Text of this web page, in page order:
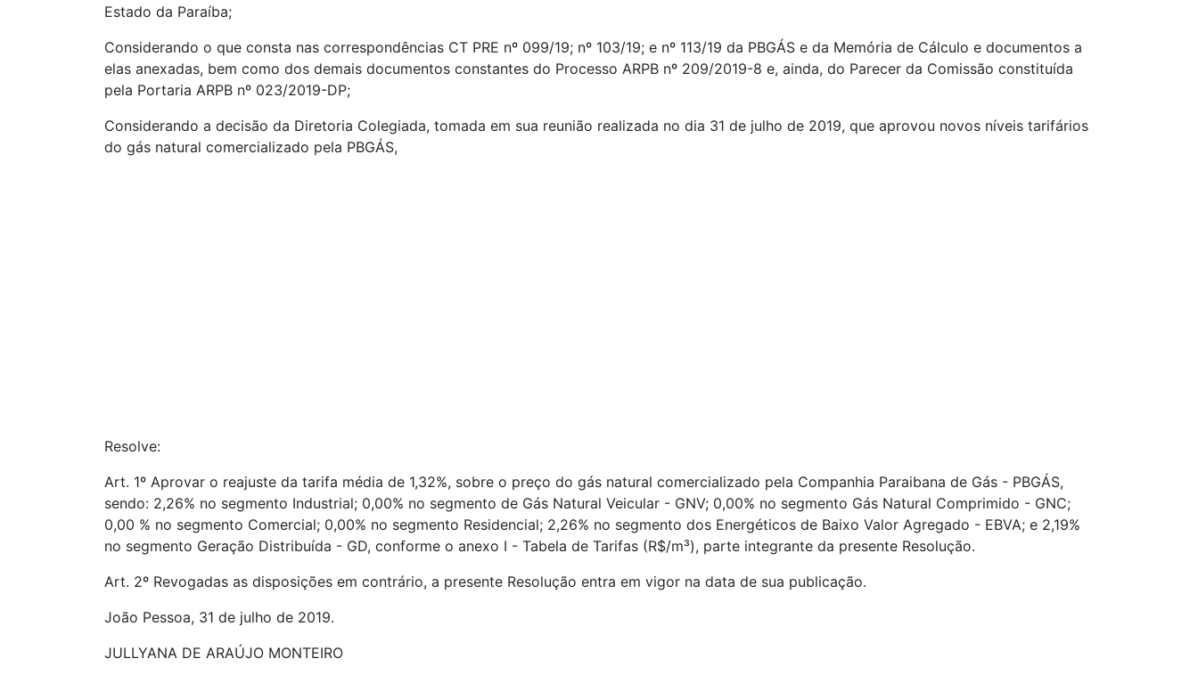
Estado da Paraíba;
Considerando o que consta nas correspondências CT PRE nº 099/19; nº 103/19; e nº 113/19 da PBGÁS e da Memória de Cálculo e documentos a
elas anexadas, bem como dos demais documentos constantes do Processo ARPB nº 209/2019-8 e, ainda, do Parecer da Comissão constituída
pela Portaria ARPB nº 023/2019-DP;
Considerando a decisão da Diretoria Colegiada, tomada em sua reunião realizada no dia 31 de julho de 2019, que aprovou novos níveis tarifários
do gás natural comercializado pela PBGÁS,
Resolve:
Art. 1º Aprovar o reajuste da tarifa média de 1,32%, sobre o preço do gás natural comercializado pela Companhia Paraibana de Gás - PBGÁS,
sendo: 2,26% no segmento Industrial; 0,00% no segmento de Gás Natural Veicular - GNV; 0,00% no segmento Gás Natural Comprimido - GNC;
0,00 % no segmento Comercial; 0,00% no segmento Residencial; 2,26% no segmento dos Energéticos de Baixo Valor Agregado - EBVA; e 2,19%
no segmento Geração Distribuída - GD, conforme o anexo I - Tabela de Tarifas (R$/m³), parte integrante da presente Resolução.
Art. 2º Revogadas as disposições em contrário, a presente Resolução entra em vigor na data de sua publicação.
João Pessoa, 31 de julho de 2019.
JULLYANA DE ARAÚJO MONTEIRO